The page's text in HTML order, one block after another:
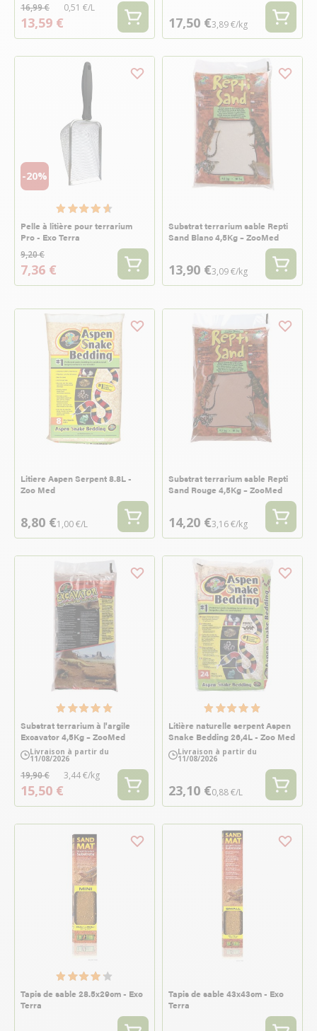
16,99 €
13,59 €
0,51 €/L
17,50 €3,89 €/kg
-20%
Pelle à litière pour terrarium
Pro - Exo Terra
9,20 €
7,36 €
Substrat terrarium sable Repti
Sand Blanc 4,5Kg – ZooMed
13,90 €3,09 €/kg
Litiere Aspen Serpent 8.8L -
Zoo Med
8,80 €1,00 €/L
Substrat terrarium sable Repti
Sand Rouge 4,5Kg – ZooMed
14,20 €3,16 €/kg
Substrat terrarium à l'argile
Excavator 4,5Kg – ZooMed
Livraison à partir du
11/08/2026
19,90 €
15,50 €
3,44 €/kg
Litière naturelle serpent Aspen
Snake Bedding 26,4L - Zoo Med
Livraison à partir du
11/08/2026
23,10 €0,88 €/L
Tapis de sable 28.5x29cm - Exo
Terra
Tapis de sable 43x43cm - Exo
Terra